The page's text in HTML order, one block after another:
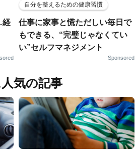
経
自分を整えるための健康習慣
仕事に家事と慌ただしい毎日で
もできる、“完璧じゃなくてい
い”セルフマネジメント
Sponsored
気の記事